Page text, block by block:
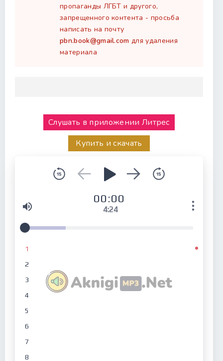
пропаганды ЛГБТ и другого,
запрещенного контента - просьба
написать на почту
pbn.book@gmail.com для удаления
материала
Слушать в приложении Литрес
Купить и скачать
00:00
4:24
1
2
3
4
5
6
7
8